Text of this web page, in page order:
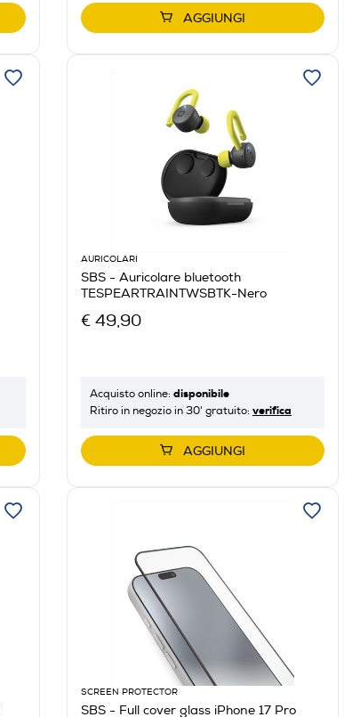
AGGIUNGI
AURICOLARI
SBS - Auricolare bluetooth
TESPEARTRAINTWSBTK-Nero
€ 49,90
Acquisto online: disponibile
Ritiro in negozio in 30' gratuito: verifica
AGGIUNGI
SCREEN PROTECTOR
SBS - Full cover glass iPhone 17 Pro